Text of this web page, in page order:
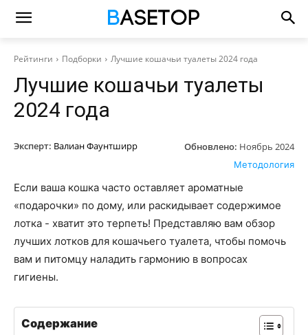
Рейтинги Подборки Лучшие кошачьи туалеты 2024 года
Лучшие кошачьи туалеты
2024 года
Эксперт: Валиан Фаунтширр Обновлено: Ноябрь 2024
Методология
Если ваша кошка часто оставляет ароматные
«подарочки» по дому, или раскидывает содержимое
лотка - хватит это терпеть! Представляю вам обзор
лучших лотков для кошачьего туалета, чтобы помочь
вам и питомцу наладить гармонию в вопросах
гигиены.
Содержание